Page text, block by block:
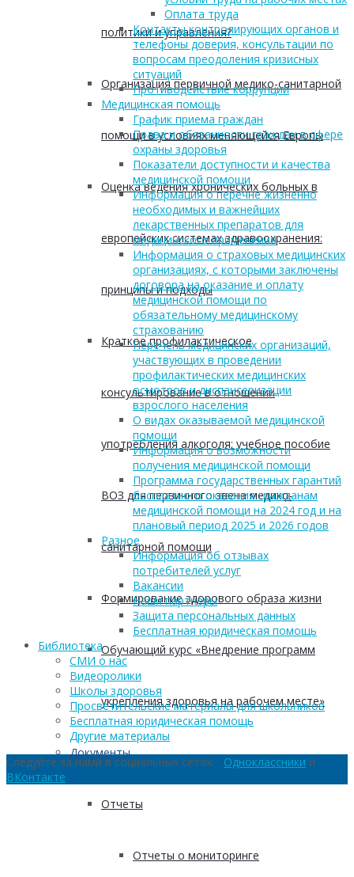
политики и управления?
Организация первичной медико-санитарной
помощи в условиях меняющейся Европы
Оценка ведения хронических больных в
европейских системах здравоохранения:
принципы и подходы
Краткое профилактическое
консультирование в отношении
употребления алкоголя: учебное пособие
ВОЗ для первичного звена медико-
санитарной помощи
Формирование здорового образа жизни
Обучающий курс «Внедрение программ
укрепления здоровья на рабочем месте»
Документы
Отчеты
Отчеты о мониторинге
Оплата труда
Контакты контролирующих органов и
телефоны доверия, консультации по
вопросам преодоления кризисных
ситуаций
Противодействие коррупции
Медицинская помощь
График приема граждан
Права и обязанности граждан в сфере
охраны здоровья
Показатели доступности и качества
медицинской помощи
Информация о перечне жизненно
необходимых и важнейших
лекарственных препаратов для
медицинского применения
Информация о страховых медицинских
организациях, с которыми заключены
договора на оказание и оплату
медицинской помощи по
обязательному медицинскому
страхованию
Перечень медицинских организаций,
участвующих в проведении
профилактических медицинских
осмотров и диспансеризации
взрослого населения
О видах оказываемой медицинской
помощи
Информация о возможности
получения медицинской помощи
Программа государственных гарантий
бесплатного оказания гражданам
медицинской помощи на 2024 год и на
плановый период 2025 и 2026 годов
Разное
Информация об отзывах
потребителей услуг
Вакансии
Наши партнеры
Защита персональных данных
Бесплатная юридическая помощь
Библиотека
СМИ о нас
Видеоролики
Школы здоровья
Просветительские материалы для школьников
Бесплатная юридическая помощь
Другие материалы
Следуйте за нами в социальных сетях: Одноклассники и
ВКонтакте